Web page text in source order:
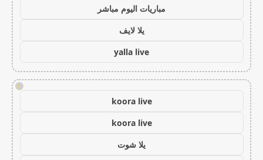
مباريات اليوم مباشر
يلا لايف
yalla live
!
koora live
koora live
يلا شوت